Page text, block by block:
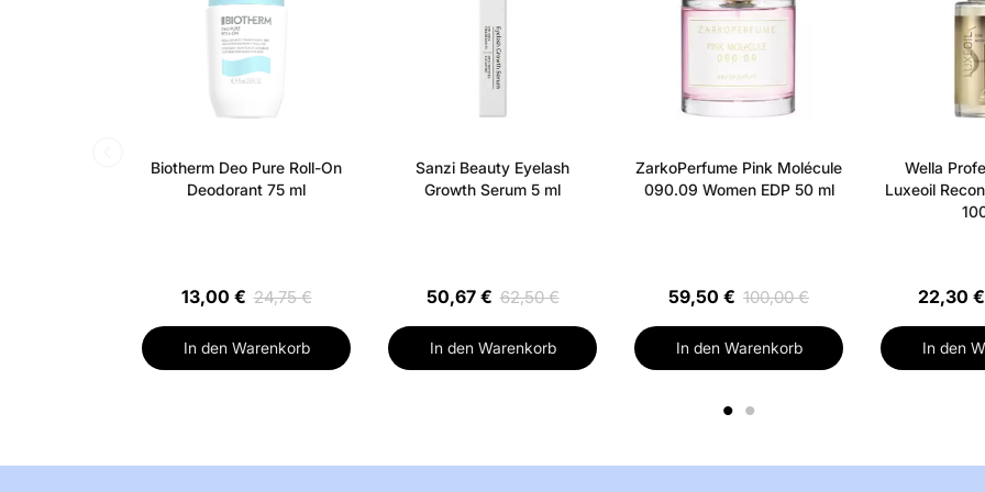
Puder 22 g - 1
1 Paar
-
Neutralisiert
durch - Tipps:
altes Handtuch
Sie langes
VIOLET 43, CI
Biotherm Deo Pure Roll-On
Deodorant 75 ml
13,00 € 24,75 €
In den Warenkorb
Sanzi Beauty Eyelash
Growth Serum 5 ml
50,67 € 62,50 €
In den Warenkorb
ZarkoPerfume Pink Molécule
090.09 Women EDP 50 ml
59,50 € 100,00 €
In den Warenkorb
Wella
Luxeoil
22,30 €
In den
1 2